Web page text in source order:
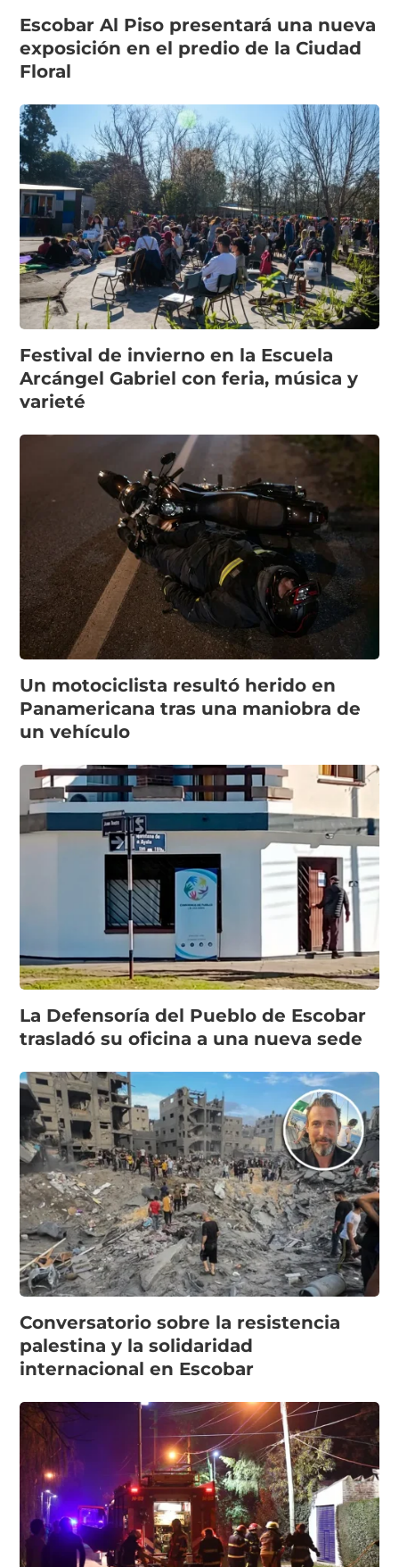
Escobar Al Piso presentará una nueva
exposición en el predio de la Ciudad
Floral
Festival de invierno en la Escuela
Arcángel Gabriel con feria, música y
varieté
Un motociclista resultó herido en
Panamericana tras una maniobra de
un vehículo
La Defensoría del Pueblo de Escobar
trasladó su oficina a una nueva sede
Conversatorio sobre la resistencia
palestina y la solidaridad
internacional en Escobar